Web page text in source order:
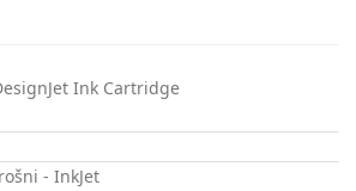
Ink Cartridge
- InkJet